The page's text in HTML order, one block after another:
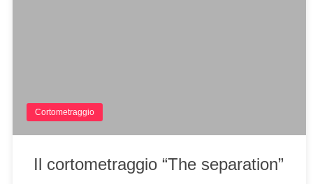
Cortometraggio
Il cortometraggio “The separation”